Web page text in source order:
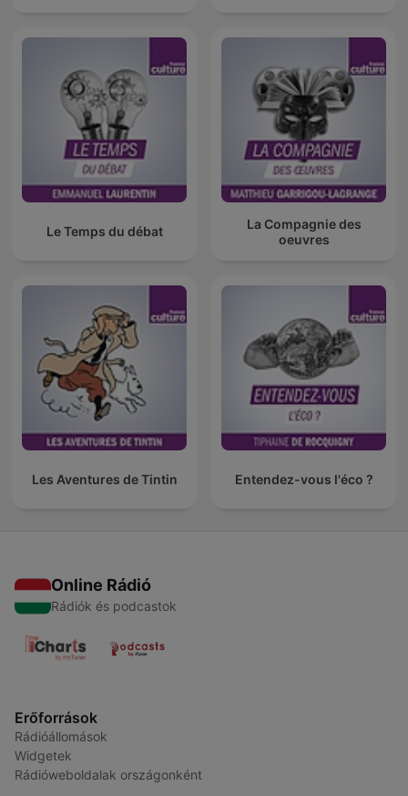
Le Temps du débat
La Compagnie des
oeuvres
Les Aventures de Tintin Entendez-vous l'éco ?
Online Rádió
Rádiók és podcastok
Erőforrások
Rádióállomások
Widgetek
Rádióweboldalak országonként